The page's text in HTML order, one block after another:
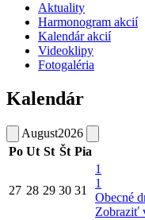
Aktuality
Harmonogram akcií
Kalendár akcií
Videoklipy
Fotogaléria
Kalendár
August2026
Po Ut St Št Pia
27 28 29 30 31
1
1
Obecné
Zobraziť